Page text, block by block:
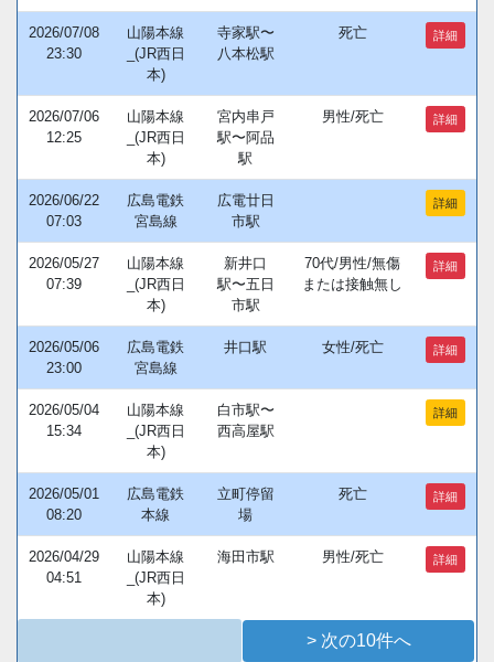
2026/07/08
23:30
山陽本線
_(JR西日
本)
寺家駅〜
八本松駅
死亡 詳細
2026/07/06
12:25
山陽本線
_(JR西日
本)
宮内串戸
駅〜阿品
駅
男性/死亡 詳細
2026/06/22
07:03
広島電鉄
宮島線
広電廿日
市駅
詳細
2026/05/27
07:39
山陽本線
_(JR西日
本)
新井口
駅〜五日
市駅
70代/男性/無傷
または接触無し
詳細
2026/05/06
23:00
広島電鉄
宮島線
井口駅 女性/死亡 詳細
2026/05/04
15:34
山陽本線
_(JR西日
本)
白市駅〜
西高屋駅
詳細
2026/05/01
08:20
広島電鉄
本線
立町停留
場
死亡 詳細
2026/04/29
04:51
山陽本線
_(JR西日
本)
海田市駅 男性/死亡 詳細
> 次の10件へ